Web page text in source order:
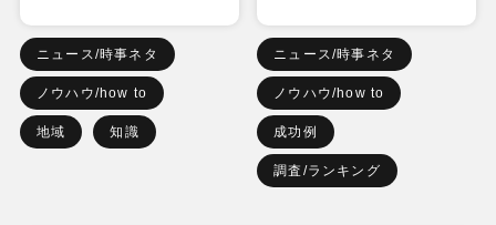
ニュース/時事ネタ
ノウハウ/how to
地域 知識
ニュース/時事ネタ
ノウハウ/how to
成功例
調査/ランキング